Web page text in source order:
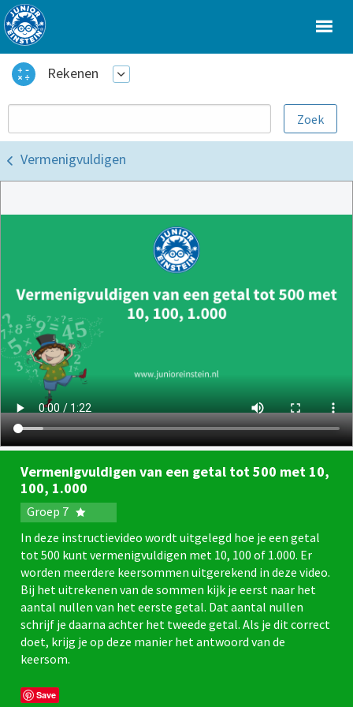
Rekenen
Vermenigvuldigen
Vermenigvuldigen van een getal tot 500 met 10,
100, 1.000
Groep 7
In deze instructievideo wordt uitgelegd hoe je een getal
tot 500 kunt vermenigvuldigen met 10, 100 of 1.000. Er
worden meerdere keersommen uitgerekend in deze video.
Bij het uitrekenen van de sommen kijk je eerst naar het
aantal nullen van het eerste getal. Dat aantal nullen
schrijf je daarna achter het tweede getal. Als je dit correct
doet, krijg je op deze manier het antwoord van de
keersom.
Save